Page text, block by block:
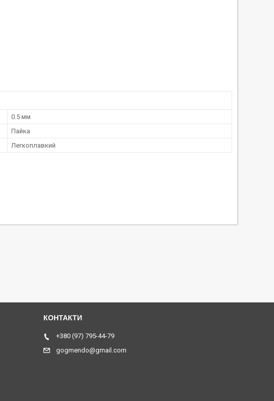
0.5 мм
Пайка
Легкоплавкий
+380 (97) 795-44-79
gogmendo@gmail.com